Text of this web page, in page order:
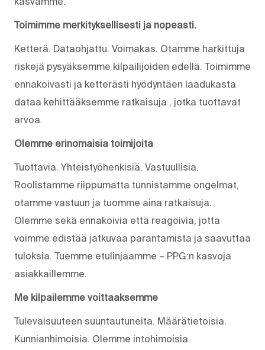
Toimimme merkityksellisesti ja nopeasti.
Ketterä. Dataohjattu. Voimakas. Otamme harkittuja
riskejä pysyäksemme kilpailijoiden edellä. Toimimme
ennakoivasti ja ketterästi hyödyntäen laadukasta
dataa kehittääksemme ratkaisuja , jotka tuottavat
arvoa.
Olemme erinomaisia toimijoita
Tuottavia. Yhteistyöhenkisiä. Vastuullisia.
Roolistamme riippumatta tunnistamme ongelmat,
otamme vastuun ja tuomme aina ratkaisuja.
Olemme sekä ennakoivia että reagoivia, jotta
voimme edistää jatkuvaa parantamista ja saavuttaa
tuloksia. Tuemme etulinjaamme – PPG:n kasvoja
asiakkaillemme.
Me kilpailemme voittaaksemme
Tulevaisuuteen suuntautuneita. Määrätietoisia.
Kunnianhimoisia. Olemme intohimoisia